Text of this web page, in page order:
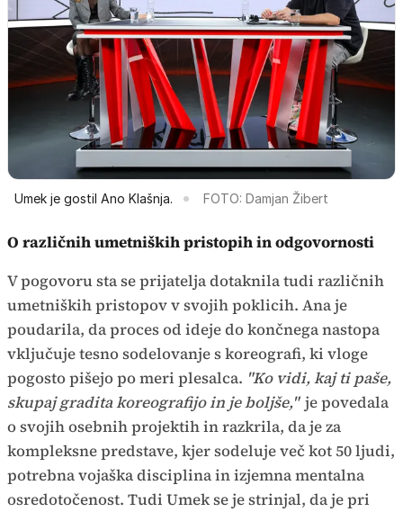
Umek je gostil Ano Klašnja. FOTO: Damjan Žibert
O različnih umetniških pristopih in odgovornosti
V pogovoru sta se prijatelja dotaknila tudi različnih
umetniških pristopov v svojih poklicih. Ana je
poudarila, da proces od ideje do končnega nastopa
vključuje tesno sodelovanje s koreografi, ki vloge
pogosto pišejo po meri plesalca. "Ko vidi, kaj ti paše,
skupaj gradita koreografijo in je boljše," je povedala
o svojih osebnih projektih in razkrila, da je za
kompleksne predstave, kjer sodeluje več kot 50 ljudi,
potrebna vojaška disciplina in izjemna mentalna
osredotočenost. Tudi Umek se je strinjal, da je pri